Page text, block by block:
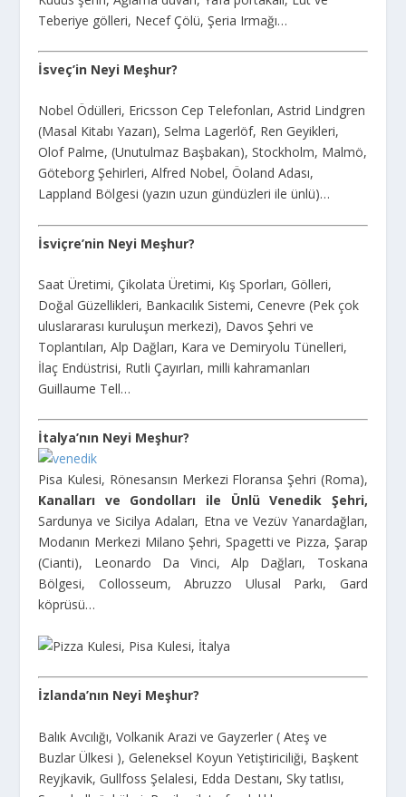
Teberiye gölleri, Necef Çölü, Şeria Irmağı…
İsveç’in Neyi Meşhur?
Nobel Ödülleri, Ericsson Cep Telefonları, Astrid Lindgren
(Masal Kitabı Yazarı), Selma Lagerlöf, Ren Geyikleri,
Olof Palme, (Unutulmaz Başbakan), Stockholm, Malmö,
Göteborg Şehirleri, Alfred Nobel, Öoland Adası,
Lappland Bölgesi (yazın uzun gündüzleri ile ünlü)…
İsviçre’nin Neyi Meşhur?
Saat Üretimi, Çikolata Üretimi, Kış Sporları, Gölleri,
Doğal Güzellikleri, Bankacılık Sistemi, Cenevre (Pek çok
uluslararası kuruluşun merkezi), Davos Şehri ve
Toplantıları, Alp Dağları, Kara ve Demiryolu Tünelleri,
İlaç Endüstrisi, Rutli Çayırları, milli kahramanları
Guillaume Tell…
İtalya’nın Neyi Meşhur?
Pisa Kulesi, Rönesansın Merkezi Floransa Şehri (Roma),
Kanalları ve Gondolları ile Ünlü Venedik Şehri,
Sardunya ve Sicilya Adaları, Etna ve Vezüv Yanardağları,
Modanın Merkezi Milano Şehri, Spagetti ve Pizza, Şarap
(Cianti), Leonardo Da Vinci, Alp Dağları, Toskana
Bölgesi, Collosseum, Abruzzo Ulusal Parkı, Gard
köprüsü…
İzlanda’nın Neyi Meşhur?
Balık Avcılığı, Volkanik Arazi ve Gayzerler ( Ateş ve
Buzlar Ülkesi ), Geleneksel Koyun Yetiştiriciliği, Başkent
Reyjkavik, Gullfoss Şelalesi, Edda Destanı, Sky tatlısı,